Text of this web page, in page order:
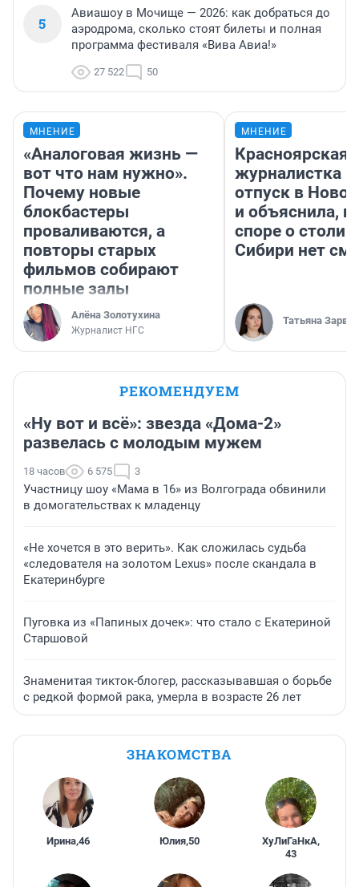
5
Авиашоу в Мочище — 2026: как добраться до
аэродрома, сколько стоят билеты и полная
программа фестиваля «Вива Авиа!»
27 522 50
МНЕНИЕ
«Аналоговая жизнь —
вот что нам нужно».
Почему новые
блокбастеры
проваливаются, а
повторы старых
фильмов собирают
полные залы
Алёна Золотухина
Журналист НГС
МНЕНИЕ
Красноярская
журналистка
отпуск в
и объяснила,
споре о
Сибири нет
Татьяна Зарва
РЕКОМЕНДУЕМ
«Ну вот и всё»: звезда «Дома-2»
развелась с молодым мужем
18 часов 6 575 3
Участницу шоу «Мама в 16» из Волгограда обвинили
в домогательствах к младенцу
«Не хочется в это верить». Как сложилась судьба
«следователя на золотом Lexus» после скандала в
Екатеринбурге
Пуговка из «Папиных дочек»: что стало с Екатериной
Старшовой
Знаменитая тикток-блогер, рассказывавшая о борьбе
с редкой формой рака, умерла в возрасте 26 лет
ЗНАКОМСТВА
Ирина,46 Юлия,50 ХуЛиГаНкА,
43